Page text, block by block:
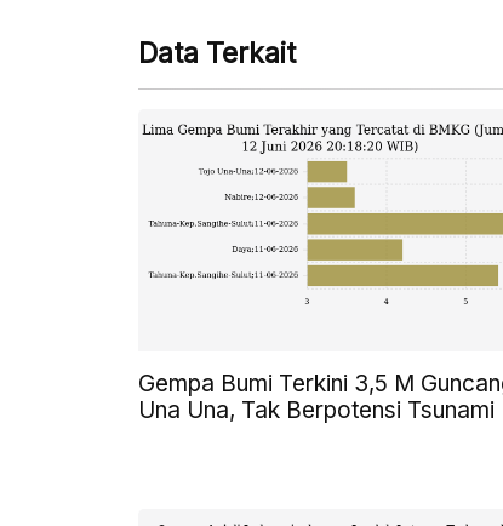
Data Terkait
Gempa Bumi Terkini 3,5 M
Una Una, Tak Berpotensi Tsunami